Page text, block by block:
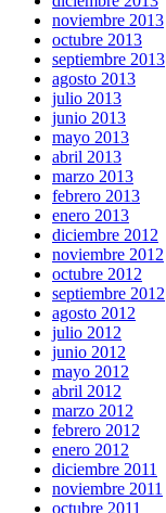
noviembre 2013
octubre 2013
septiembre 2013
agosto 2013
julio 2013
junio 2013
mayo 2013
abril 2013
marzo 2013
febrero 2013
enero 2013
diciembre 2012
noviembre 2012
octubre 2012
septiembre 2012
agosto 2012
julio 2012
junio 2012
mayo 2012
abril 2012
marzo 2012
febrero 2012
enero 2012
diciembre 2011
noviembre 2011
octubre 2011